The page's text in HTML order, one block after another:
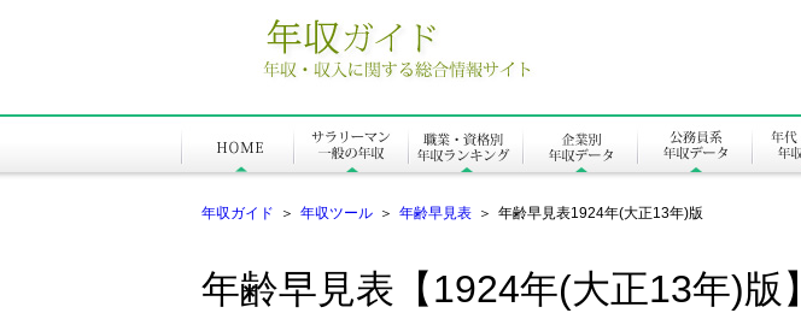
年収ガイド ＞ 年収ツール ＞ 年齢早見表 ＞ 年齢早見表1924年(大正13年)版
年齢早見表【1924年(大正13年)版】